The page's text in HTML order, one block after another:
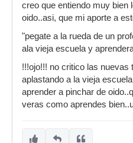
creo que entiendo muy bien
oido..asi, que mi aporte a
"pegate a la rueda de un
ala vieja escuela y
!!!ojo!!! no critico las nuevas
aplastando a la vieja
aprender a pinchar de
veras como aprendes